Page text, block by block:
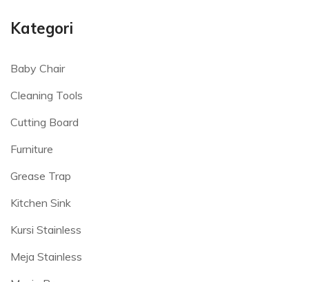
Kategori
Baby Chair
Cleaning Tools
Cutting Board
Furniture
Grease Trap
Kitchen Sink
Kursi Stainless
Meja Stainless